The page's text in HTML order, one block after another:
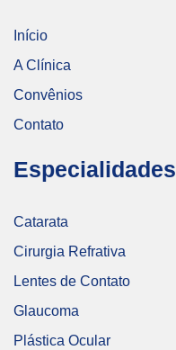
Início
A Clínica
Convênios
Contato
Especialidades
Catarata
Cirurgia Refrativa
Lentes de Contato
Glaucoma
Plástica Ocular